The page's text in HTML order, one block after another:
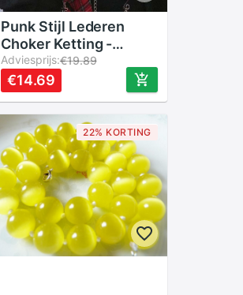
Punk Stijl Lederen
Choker Ketting -
Geometrisch Patroon -
Brede Gesp
Verstelbaar - Voor
Geliefden
Adviesprijs:€19.89
€14.69
22% KORTING